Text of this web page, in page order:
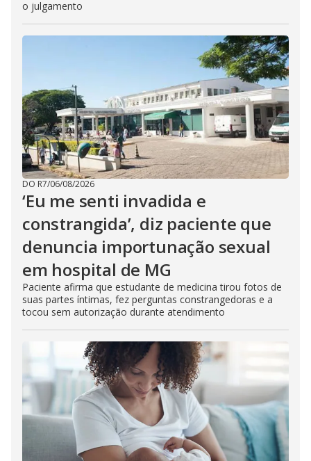
o julgamento
DO R7/06/08/2026
‘Eu me senti invadida e
constrangida’, diz paciente que
denuncia importunação sexual
em hospital de MG
Paciente afirma que estudante de medicina tirou fotos de
suas partes íntimas, fez perguntas constrangedoras e a
tocou sem autorização durante atendimento